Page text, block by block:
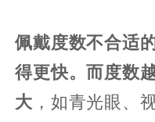
佩戴度数不合适
得更快。而度数
大 ，如青光眼、